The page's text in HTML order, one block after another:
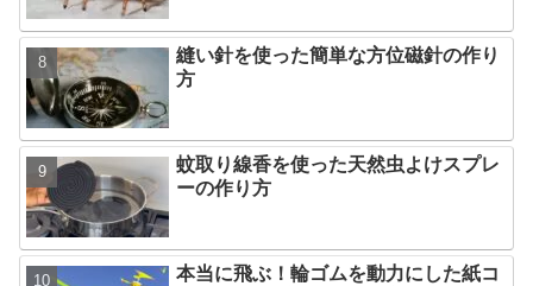
縫い針を使った簡単な方位磁針の作り
方
蚊取り線香を使った天然虫よけスプレ
ーの作り方
本当に飛ぶ！輪ゴムを動力にした紙コ